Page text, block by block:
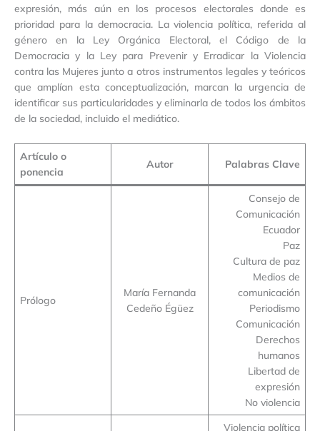
expresión, más aún en los procesos electorales donde es
prioridad para la democracia. La violencia política, referida al
género en la Ley Orgánica Electoral, el Código de la
Democracia y la Ley para Prevenir y Erradicar la Violencia
contra las Mujeres junto a otros instrumentos legales y teóricos
que amplían esta conceptualización, marcan la urgencia de
identificar sus particularidades y eliminarla de todos los ámbitos
de la sociedad, incluido el mediático.
Artículo o
ponencia
Autor Palabras Clave
Prólogo
María Fernanda
Cedeño Égüez
Consejo de
Comunicación
Ecuador
Paz
Cultura de paz
Medios de
comunicación
Periodismo
Comunicación
Derechos
humanos
Libertad de
expresión
No violencia
Violencia política